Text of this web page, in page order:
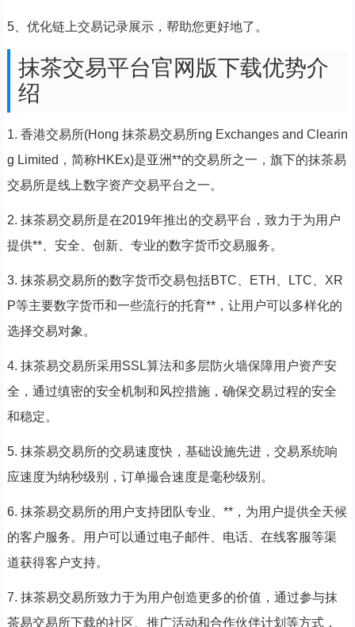
5、优化链上交易记录展示，帮助您更好地了。
抹茶交易平台官网版下载优势介
绍
1. 香港交易所(Hong 抹茶易交易所ng Exchanges and Clearin
g Limited，简称HKEx)是亚洲**的交易所之一，旗下的抹茶易
交易所是线上数字资产交易平台之一。
2. 抹茶易交易所是在2019年推出的交易平台，致力于为用户
提供**、安全、创新、专业的数字货币交易服务。
3. 抹茶易交易所的数字货币交易包括BTC、ETH、LTC、XR
P等主要数字货币和一些流行的托育**，让用户可以多样化的
选择交易对象。
4. 抹茶易交易所采用SSL算法和多层防火墙保障用户资产安
全，通过缜密的安全机制和风控措施，确保交易过程的安全
和稳定。
5. 抹茶易交易所的交易速度快，基础设施先进，交易系统响
应速度为纳秒级别，订单撮合速度是毫秒级别。
6. 抹茶易交易所的用户支持团队专业、**，为用户提供全天候
的客户服务。用户可以通过电子邮件、电话、在线客服等渠
道获得客户支持。
7. 抹茶易交易所致力于为用户创造更多的价值，通过参与抹
茶易交易所下载的社区、推广活动和合作伙伴计划等方式，